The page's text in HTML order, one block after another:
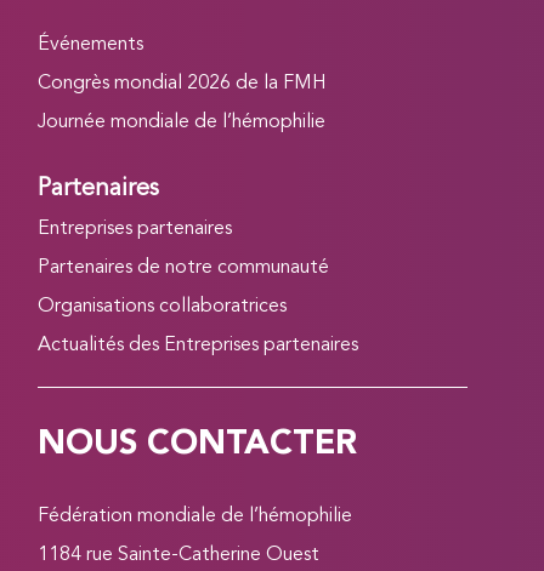
Événements
Congrès mondial 2026 de la FMH
Journée mondiale de l’hémophilie
Partenaires
Entreprises partenaires
Partenaires de notre communauté
Organisations collaboratrices
Actualités des Entreprises partenaires
NOUS CONTACTER
Fédération mondiale de l’hémophilie
1184 rue Sainte-Catherine Ouest